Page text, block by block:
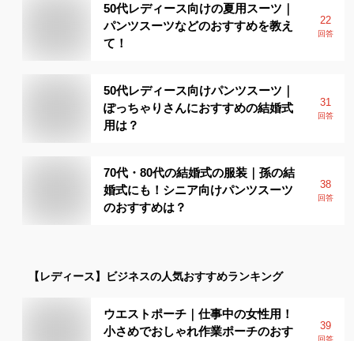
50代レディース向けの夏用スーツ｜
パンツスーツなどのおすすめを教え
て！
22
回答
50代レディース向けパンツスーツ｜
ぽっちゃりさんにおすすめの結婚式
用は？
31
回答
70代・80代の結婚式の服装｜孫の結
婚式にも！シニア向けパンツスーツ
のおすすめは？
38
回答
【レディース】 ビジネスの人気おすすめランキング
ウエストポーチ｜仕事中の女性用！
小さめでおしゃれ作業ポーチのおす
39
回答